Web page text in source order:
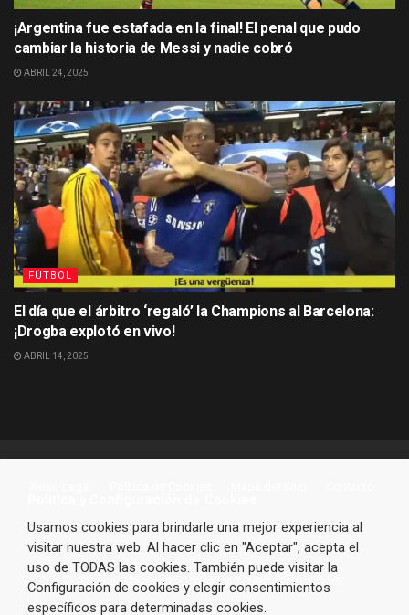
¡Argentina fue estafada en la final! El penal que pudo
cambiar la historia de Messi y nadie cobró
ABRIL 24, 2025
FÚTBOL
El día que el árbitro ‘regaló’ la Champions al Barcelona:
¡Drogba explotó en vivo!
ABRIL 14, 2025
© 2023 VarFutbol.com - Todos los derechos reservados.
Usamos cookies para brindarle una mejor experiencia al
visitar nuestra web. Al hacer clic en "Aceptar", acepta el
uso de TODAS las cookies. También puede visitar la
Configuración de cookies y elegir consentimientos
específicos para determinadas cookies.